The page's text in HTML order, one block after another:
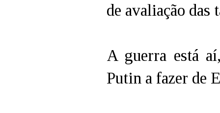
de avaliação das
A guerra está
Putin a fazer de